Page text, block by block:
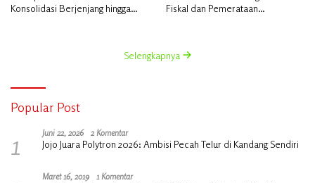
Konsolidasi Berjenjang hingga
Fiskal dan Pemerataan
Selengkapnya
Popular Post
1 Juni 22, 2026 2 Komentar
Jojo Juara Polytron 2026: Ambisi Pecah Telur di Kandang Sendiri
Maret 16, 2019 1 Komentar